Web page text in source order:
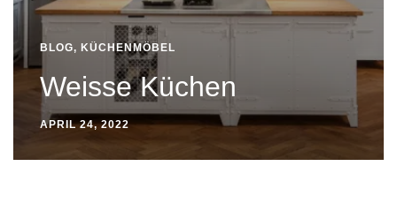
BLOG, KÜCHENMÖBEL
Weisse Küchen
APRIL 24, 2022